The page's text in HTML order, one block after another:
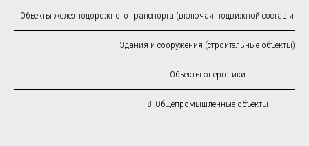
Объекты железнодорожного транспорта (включая подвижной состав и
Здания и сооружения (строительные объекты)
Объекты энергетики
8. Общепромышленные объекты